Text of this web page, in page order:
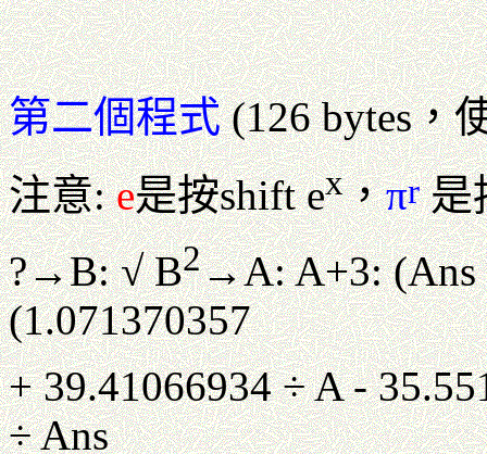
第二個程式(126 bytes，
注意:e是按shift ex，πr是
?→B:√B2→A: A+3: (Ans
(1.071370357
+ 39.41066934 ÷ A -
÷ Ans